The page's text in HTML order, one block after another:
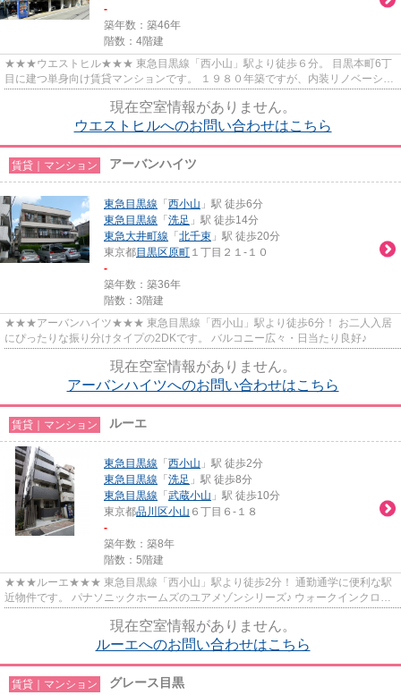
-
築年数：築46年
階数：4階建
★★★ウエストヒル★★★ 東急目黒線「西小山」駅より徒歩６分。 目黒本町6丁
目に建つ単身向け賃貸マンションです。 １９８０年築ですが、内装リノベーショ
現在空室情報がありません。
ウエストヒルへのお問い合わせはこちら
賃貸｜マンション アーバンハイツ
東急目黒線 「 西小山 」駅 徒歩6分
東急目黒線 「 洗足 」駅 徒歩14分
東急大井町線 「 北千束 」駅 徒歩20分
東京都目黒区原町 １丁目２１-１０
-
築年数：築36年
階数：3階建
★★★アーバンハイツ★★★ 東急目黒線「西小山」駅より徒歩6分！ お二人入居
にぴったりな振り分けタイプの2DKです。 バルコニー広々・日当たり良好♪
現在空室情報がありません。
アーバンハイツへのお問い合わせはこちら
賃貸｜マンション ルーエ
東急目黒線 「 西小山 」駅 徒歩2分
東急目黒線 「 洗足 」駅 徒歩8分
東急目黒線 「 武蔵小山 」駅 徒歩10分
東京都品川区小山 ６丁目６-１８
-
築年数：築8年
階数：5階建
★★★ルーエ★★★ 東急目黒線「西小山」駅より徒歩2分！ 通勤通学に便利な駅
近物件です。 パナソニックホームズのユアメゾンシリーズ♪ ウォークインクロー
現在空室情報がありません。
ルーエへのお問い合わせはこちら
賃貸｜マンション グレース目黒